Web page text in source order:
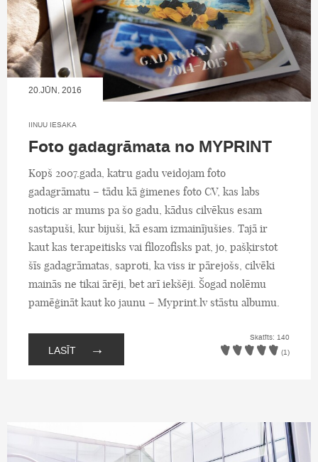
20.JŪN, 2016
IINUU IESAKA
Foto gadagrāmata no MYPRINT
Kopš 2007.gada, katru gadu veidojam foto
gadagrāmatu – tādu kā ģimenes foto CV, kas labs
noticis ar mums pa šo gadu, kādus cilvēkus esam
sastapuši, kur bijuši, kā esam izmainījušies. Tajā ir
kaut kas terapeitisks vai filozofisks pat, jo, pašķirstot
šīs gadagrāmatas, saproti, ka viss ir pārejošs, cilvēki
mainās ne tikai ārēji, bet arī iekšēji. Šogad nolēmu
pamēģināt kaut ko jaunu – Myprint.lv stāstu albumu.
LASĪT →
Skatīts: 140
(1)